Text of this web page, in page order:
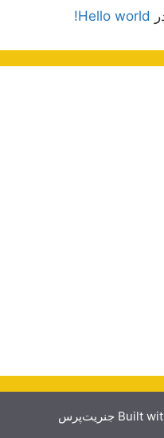
Hello world!
جنریت‌پرس